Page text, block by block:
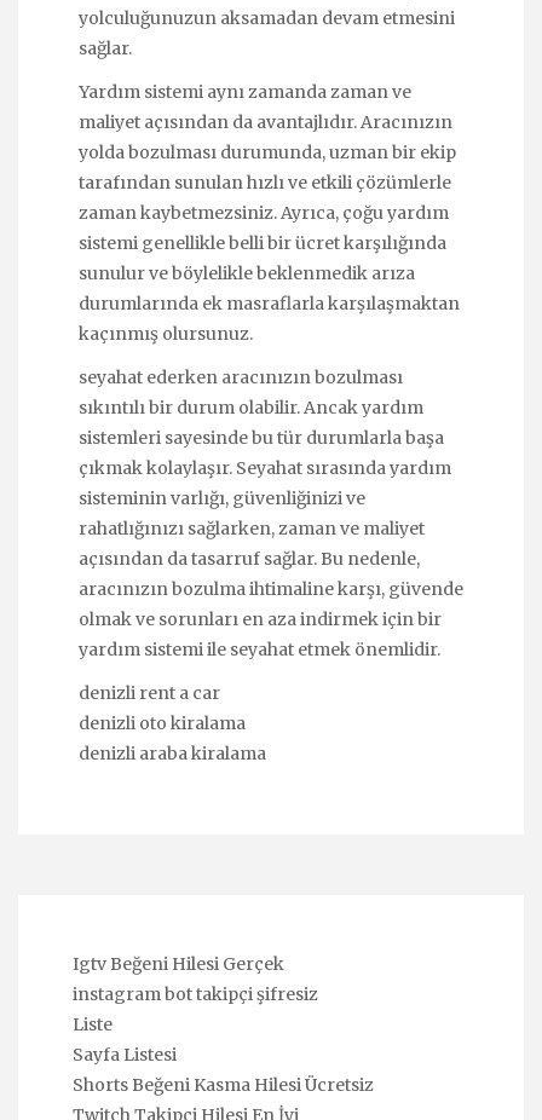
yolculuğunuzun aksamadan devam etmesini
sağlar.
Yardım sistemi aynı zamanda zaman ve
maliyet açısından da avantajlıdır. Aracınızın
yolda bozulması durumunda, uzman bir ekip
tarafından sunulan hızlı ve etkili çözümlerle
zaman kaybetmezsiniz. Ayrıca, çoğu yardım
sistemi genellikle belli bir ücret karşılığında
sunulur ve böylelikle beklenmedik arıza
durumlarında ek masraflarla karşılaşmaktan
kaçınmış olursunuz.
seyahat ederken aracınızın bozulması
sıkıntılı bir durum olabilir. Ancak yardım
sistemleri sayesinde bu tür durumlarla başa
çıkmak kolaylaşır. Seyahat sırasında yardım
sisteminin varlığı, güvenliğinizi ve
rahatlığınızı sağlarken, zaman ve maliyet
açısından da tasarruf sağlar. Bu nedenle,
aracınızın bozulma ihtimaline karşı, güvende
olmak ve sorunları en aza indirmek için bir
yardım sistemi ile seyahat etmek önemlidir.
denizli rent a car
denizli oto kiralama
denizli araba kiralama
Igtv Beğeni Hilesi Gerçek
instagram bot takipçi şifresiz
Liste
Sayfa Listesi
Shorts Beğeni Kasma Hilesi Ücretsiz
Twitch Takipçi Hilesi En İyi